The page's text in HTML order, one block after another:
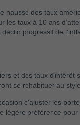
hausse des taux
les taux à 10 ans
progressif de
et des taux
se réhabituer au
d'ajuster les
légère préférence